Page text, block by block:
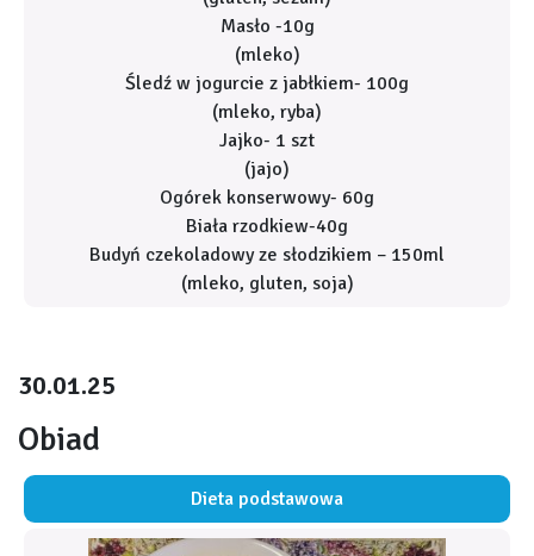
Masło -10g
(mleko)
Śledź w jogurcie z jabłkiem- 100g
(mleko, ryba)
Jajko- 1 szt
(jajo)
Ogórek konserwowy- 60g
Biała rzodkiew-40g
Budyń czekoladowy ze słodzikiem – 150ml
(mleko, gluten, soja)
30.01.25
Obiad
Dieta podstawowa